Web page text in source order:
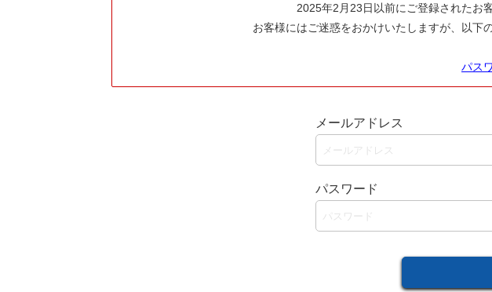
2025年2月23日以前にご登録されたお
お客様にはご迷惑をおかけいたしますが、以下
パス
メールアドレス
パスワード